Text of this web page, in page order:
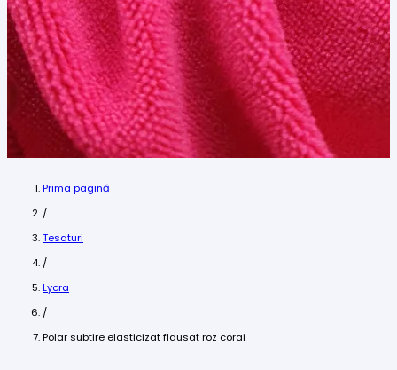
Prima pagină
/
Tesaturi
/
Lycra
/
Polar subtire elasticizat flausat roz corai